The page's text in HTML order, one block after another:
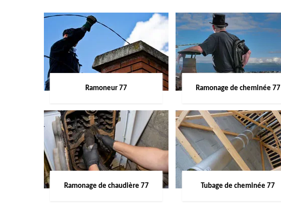
Ramoneur 77 Ramonage de cheminée 77
Ramonage de chaudière 77 Tubage de cheminée 77